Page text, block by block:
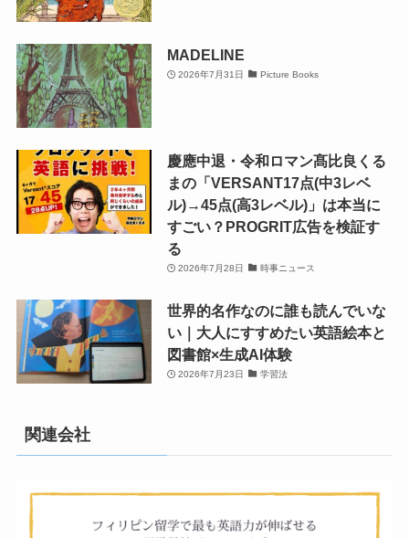
MADELINE
2026年7月31日 Picture Books
慶應中退・令和ロマン髙比良くる
まの「VERSANT17点(中3レベ
ル)→45点(高3レベル)」は本当に
すごい？PROGRIT広告を検証す
る
2026年7月28日 時事ニュース
世界的名作なのに誰も読んでいな
い｜大人にすすめたい英語絵本と
図書館×生成AI体験
2026年7月23日 学習法
関連会社